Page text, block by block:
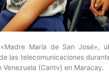
María de San José»,
las telecomunicaciones
Venezuela (Cantv) en Maracay.